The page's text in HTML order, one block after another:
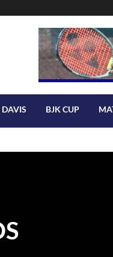
BJK CUP